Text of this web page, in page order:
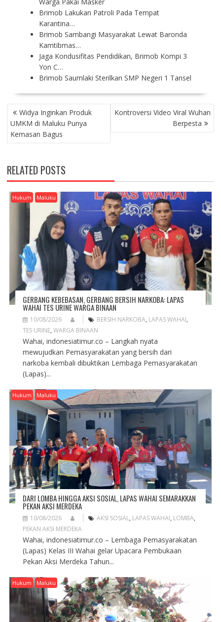
Brimob Lakukan Patroli Pada Tempat
Karantina…
Brimob Sambangi Masyarakat Lewat Baronda
Kamtibmas…
Jaga Kondusifitas Pendidikan, Brimob Kompi 3
Yon C…
Brimob Saumlaki Sterilkan SMP Negeri 1 Tansel
P
O
S
T
A
V
I
G
A
Widya Inginkan Produk
UMKM di Maluku Punya
Kemasan Bagus
Kontroversi Video Viral Wuhan
Berpesta
RELATED POSTS
Hukum Maluku
GERBANG KEBEBASAN, GERBANG BERSIH NARKOBA: LAPAS
WAHAI TES URINE WARGA BINAAN
10/08/2026 BERSIH NARKOBA, LAPAS WAHAI,
TES URINE, WARGA BINAAN
Wahai, indonesiatimur.co – Langkah nyata
mewujudkan Pemasyarakatan yang bersih dari
narkoba kembali dibuktikan Lembaga Pemasyarakatan
(Lapas)...
Hukum Maluku
DARI LOMBA HINGGA AKSI SOSIAL, LAPAS WAHAI SEMARAKKAN
PEKAN AKSI MERDEKA
10/08/2026 AKSI SOSIAL, LAPAS WAHAI, LOMBA,
PEKAN AKSI MERDEKA
Wahai, indonesiatimur.co – Lembaga Pemasyarakatan
(Lapas) Kelas III Wahai gelar Upacara Pembukaan
Pekan Aksi Merdeka Tahun...
Hukum Maluku